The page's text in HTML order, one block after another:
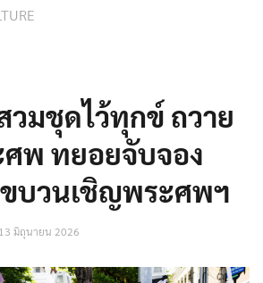
มชุดไว้ทุกข์ ถวาย
พ ทยอยจับจอง
บวนเชิญพระศพฯ
13 มิถุนายน 2026